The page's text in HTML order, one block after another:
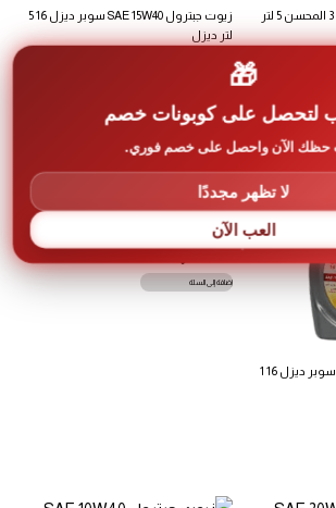
زيوت جبترول SAE 50 اس 3 المحسن 5 لتر
زيوت جبترول SAE 15W40 سوبر ديزل 16 5
لتر ديزل
زيوت جبترول SAE 15W40 سوبر ديزل 16 1
زيوت جبترول SAE 20W50 بيرفكت 4 لتر
بنزين
إضافة إلى السلة
🎁
لتحصل على كوبونات خصم
الآن واحصل على خصم فوري.
لا تظهر مجددًا
العب الآن